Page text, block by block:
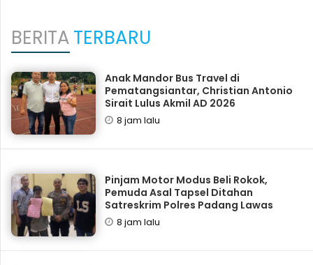
BERITATERBARU
Anak Mandor Bus Travel di
Pematangsiantar, Christian Antonio
Sirait Lulus Akmil AD 2026
8 jam lalu
Pinjam Motor Modus Beli Rokok,
Pemuda Asal Tapsel Ditahan
Satreskrim Polres Padang Lawas
8 jam lalu